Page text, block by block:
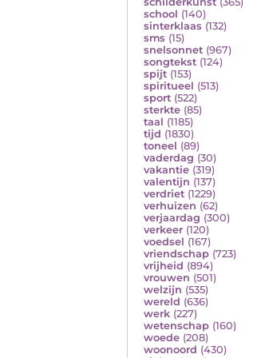
school (140)
sinterklaas (132)
sms (15)
snelsonnet (967)
songtekst (124)
spijt (153)
spiritueel (513)
sport (522)
sterkte (85)
taal (1185)
tijd (1830)
toneel (89)
vaderdag (30)
vakantie (319)
valentijn (137)
verdriet (1229)
verhuizen (62)
verjaardag (300)
verkeer (120)
voedsel (167)
vriendschap (723)
vrijheid (894)
vrouwen (501)
welzijn (535)
wereld (636)
werk (227)
wetenschap (160)
woede (208)
woonoord (430)